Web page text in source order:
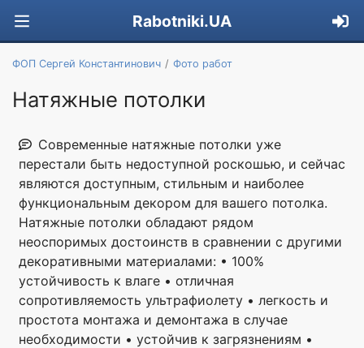
Rabotniki.UA
ФОП Сергей Константинович Фото работ
Натяжные потолки
Современные натяжные потолки уже
перестали быть недоступной роскошью, и сейчас
являются доступным, стильным и наиболее
функциональным декором для вашего потолка.
Натяжные потолки обладают рядом
неоспоримых достоинств в сравнении с другими
декоративными материалами: • 100%
устойчивость к влаге • отличная
сопротивляемость ультрафиолету • легкость и
простота монтажа и демонтажа в случае
необходимости • устойчив к загрязнениям •